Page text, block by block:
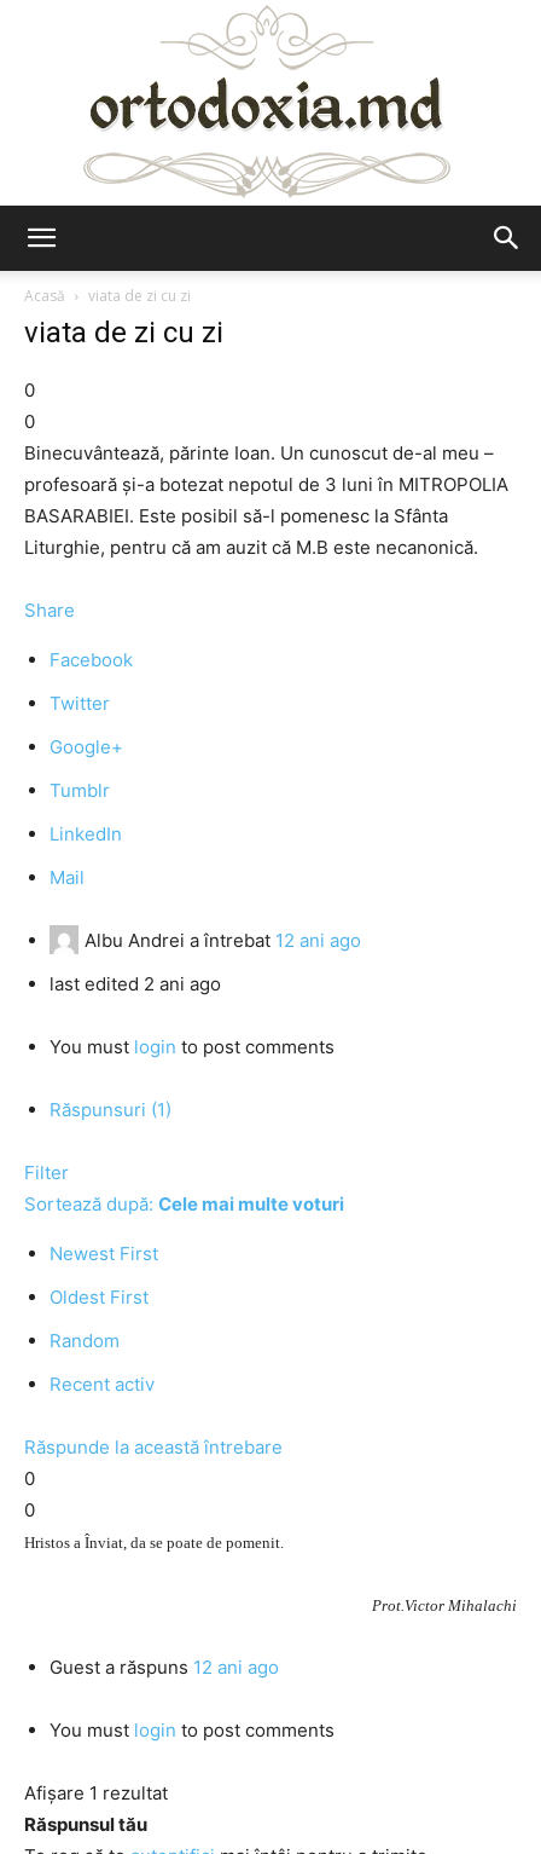
Acasă
viata de zi cu zi
viata de zi cu zi
0
0
Binecuvântează, părinte Ioan. Un cunoscut de-al meu –
profesoară și-a botezat nepotul de 3 luni în MITROPOLIA
BASARABIEI. Este posibil să-l pomenesc la Sfânta
Liturghie, pentru că am auzit că M.B este necanonică.
Share
Facebook
Twitter
Google+
Tumblr
LinkedIn
Mail
Albu Andrei a întrebat 12 ani ago
last edited 2 ani ago
You must login to post comments
Răspunsuri (1)
Filter
Sortează după: Cele mai multe voturi
Newest First
Oldest First
Random
Recent activ
Răspunde la această întrebare
0
0
Hristos a Înviat, da se poate de pomenit.
Prot.Victor Mihalachi
Guest a răspuns 12 ani ago
You must login to post comments
Afișare 1 rezultat
Răspunsul tău